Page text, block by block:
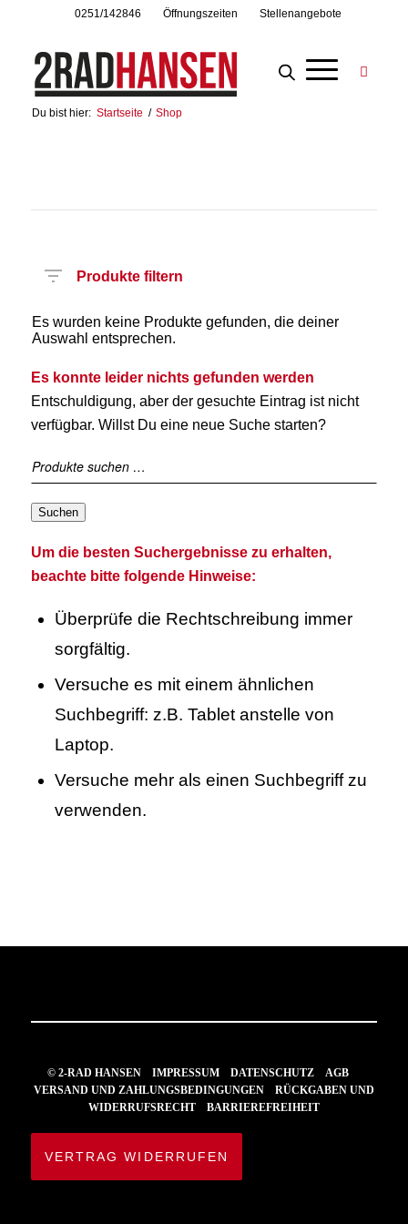
0251/142846 Öffnungszeiten Stellenangebote
Du bist hier: Startseite / Shop
Produkte filtern
Es wurden keine Produkte gefunden, die deiner
Auswahl entsprechen.
Es konnte leider nichts gefunden werden
Entschuldigung, aber der gesuchte Eintrag ist nicht
verfügbar. Willst Du eine neue Suche starten?
Suchen
Um die besten Suchergebnisse zu erhalten,
beachte bitte folgende Hinweise:
Überprüfe die Rechtschreibung immer
sorgfältig.
Versuche es mit einem ähnlichen
Suchbegriff: z.B. Tablet anstelle von
Laptop.
Versuche mehr als einen Suchbegriff zu
verwenden.
© 2-RAD HANSENIMPRESSUM DATENSCHUTZ
AGB
VERSAND UND ZAHLUNGSBEDINGUNGEN
RÜCKGABEN UND
WIDERRUFSRECHT
BARRIEREFREIHEIT
VERTRAG WIDERRUFEN